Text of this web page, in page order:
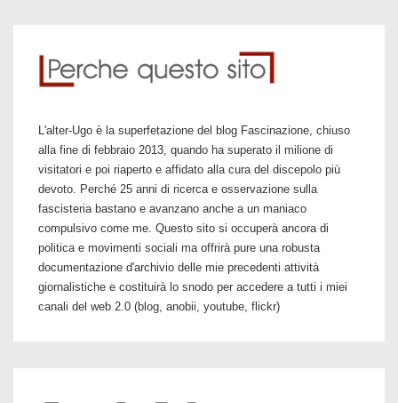
L'alter-Ugo è la superfetazione del blog Fascinazione, chiuso
alla fine di febbraio 2013, quando ha superato il milione di
visitatori e poi riaperto e affidato alla cura del discepolo più
devoto. Perché 25 anni di ricerca e osservazione sulla
fascisteria bastano e avanzano anche a un maniaco
compulsivo come me. Questo sito si occuperà ancora di
politica e movimenti sociali ma offrirà pure una robusta
documentazione d'archivio delle mie precedenti attività
giornalistiche e costituirà lo snodo per accedere a tutti i miei
canali del web 2.0 (blog, anobii, youtube, flickr)